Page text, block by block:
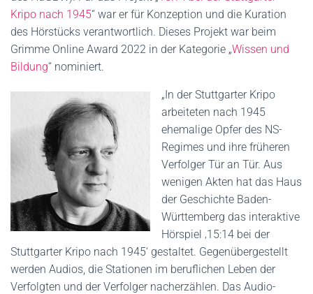
Kripo nach 1945“ war er für Konzeption und die Kuration
des Hörstücks verantwortlich. Dieses Projekt war beim
Grimme Online Award 2022 in der Kategorie „Wissen und
Bildung“ nominiert.
„In der Stuttgarter Kripo
arbeiteten nach 1945
ehemalige Opfer des NS-
Regimes und ihre früheren
Verfolger Tür an Tür. Aus
wenigen Akten hat das Haus
der Geschichte Baden-
Württemberg das interaktive
Hörspiel ‚15:14 bei der
Stuttgarter Kripo nach 1945‘ gestaltet. Gegenübergestellt
werden Audios, die Stationen im beruflichen Leben der
Verfolgten und der Verfolger nacherzählen. Das Audio-